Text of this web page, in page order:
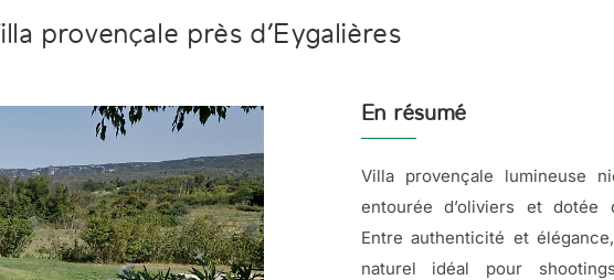
provençale près d’Eygalières
En résumé
Villa provençale lumineuse
entourée d’oliviers et dotée
Entre authenticité et
naturel idéal pour